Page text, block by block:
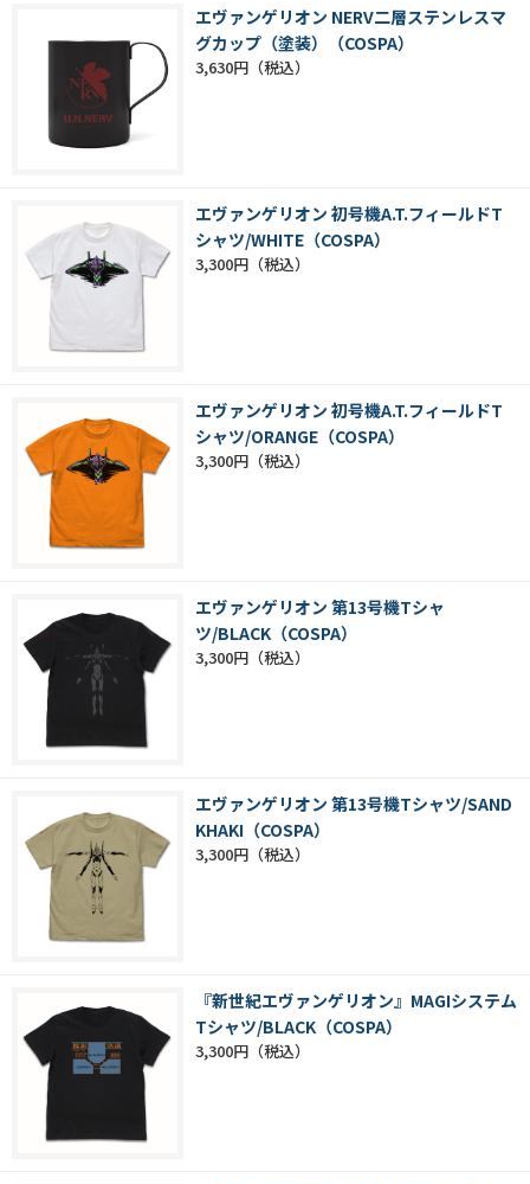
エヴァンゲリオン NERV二層ステンレスマ
グカップ（塗装）（COSPA）
3,630円
エヴァンゲリオン 初号機A.T.フィールドT
シャツ/WHITE（COSPA）
3,300円
エヴァンゲリオン 初号機A.T.フィールドT
シャツ/ORANGE（COSPA）
3,300円
エヴァンゲリオン 第13号機Tシャ
ツ/BLACK（COSPA）
3,300円
エヴァンゲリオン 第13号機Tシャツ/SAND
KHAKI（COSPA）
3,300円
『新世紀エヴァンゲリオン』MAGIシステム
Tシャツ/BLACK（COSPA）
3,300円